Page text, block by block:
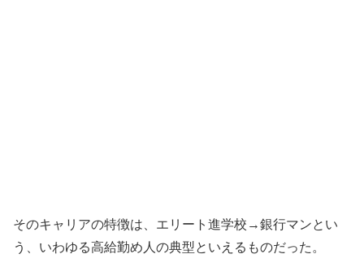
そのキャリアの特徴は、エリート進学校 →銀行マンとい
う、いわゆる高給勤め人の典型といえるものだった。